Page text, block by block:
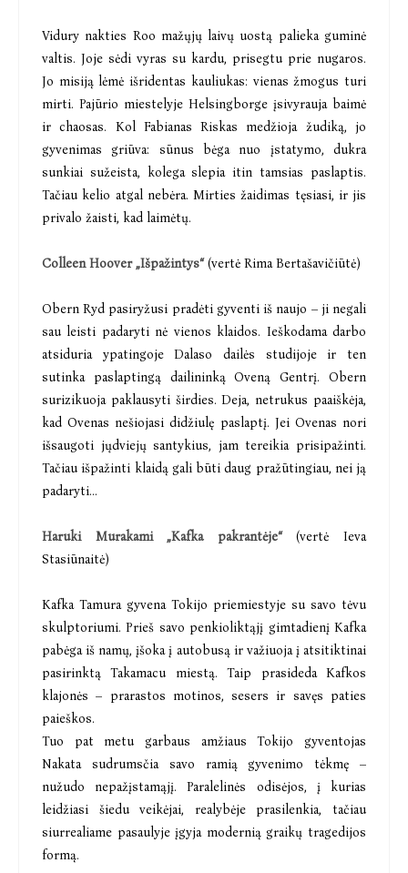
Vidury nakties Roo mažųjų laivų uostą palieka guminė
valtis. Joje sėdi vyras su kardu, prisegtu prie nugaros.
Jo misiją lėmė išridentas kauliukas: vienas žmogus turi
mirti. Pajūrio miestelyje Helsingborge įsivyrauja baimė
ir chaosas. Kol Fabianas Riskas medžioja žudiką, jo
gyvenimas griūva: sūnus bėga nuo įstatymo, dukra
sunkiai sužeista, kolega slepia itin tamsias paslaptis.
Tačiau kelio atgal nebėra. Mirties žaidimas tęsiasi, ir jis
privalo žaisti, kad laimėtų.
Colleen Hoover „Išpažintys“ (vertė Rima Bertašavičiūtė)
Obern Ryd pasiryžusi pradėti gyventi iš naujo – ji negali
sau leisti padaryti nė vienos klaidos. Ieškodama darbo
atsiduria ypatingoje Dalaso dailės studijoje ir ten
sutinka paslaptingą dailininką Oveną Gentrį. Obern
surizikuoja paklausyti širdies. Deja, netrukus paaiškėja,
kad Ovenas nešiojasi didžiulę paslaptį. Jei Ovenas nori
išsaugoti jųdviejų santykius, jam tereikia prisipažinti.
Tačiau išpažinti klaidą gali būti daug pražūtingiau, nei ją
padaryti...
Haruki Murakami „Kafka pakrantėje“(vertė Ieva
Stasiūnaitė)
Kafka Tamura gyvena Tokijo priemiestyje su savo tėvu
skulptoriumi. Prieš savo penkioliktąjį gimtadienį Kafka
pabėga iš namų, įšoka į autobusą ir važiuoja į atsitiktinai
pasirinktą Takamacu miestą. Taip prasideda Kafkos
klajonės – prarastos motinos, sesers ir savęs paties
paieškos.
Tuo pat metu garbaus amžiaus Tokijo gyventojas
Nakata sudrumsčia savo ramią gyvenimo tėkmę –
nužudo nepažįstamąjį. Paralelinės odisėjos, į kurias
leidžiasi šiedu veikėjai, realybėje prasilenkia, tačiau
siurrealiame pasaulyje įgyja modernią graikų tragedijos
formą.